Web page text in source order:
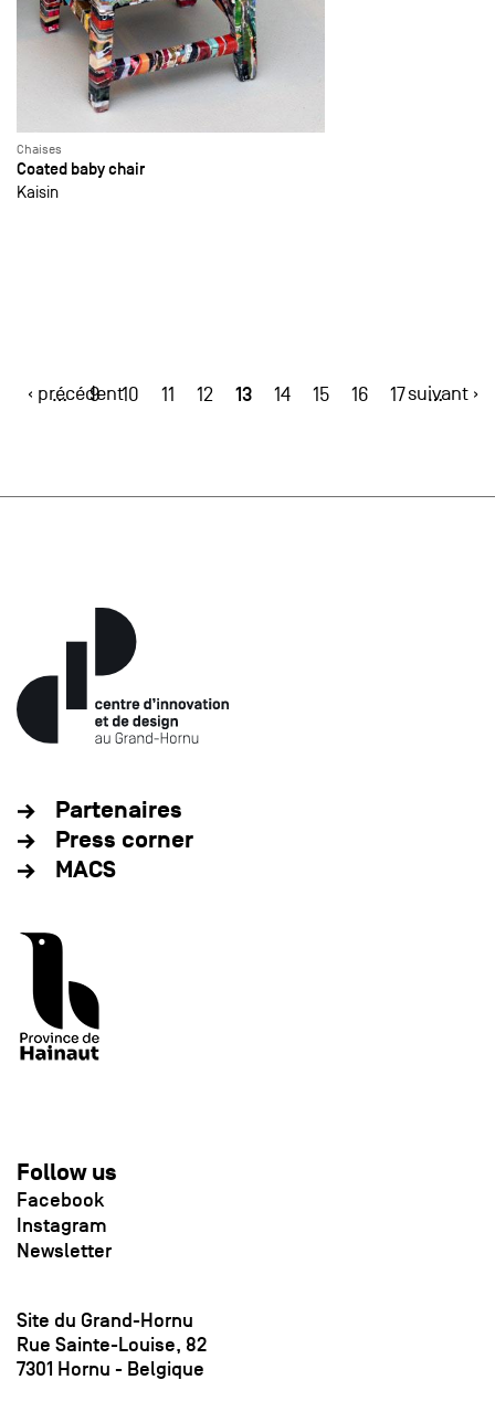
Chaises
Coated baby chair
Kaisin
‹ précédent
… 9 10 11 12 13 14 15 16 17 …
suivant ›
Partenaires
Press corner
MACS
Follow us
Facebook
Instagram
Newsletter
Site du Grand-Hornu
Rue Sainte-Louise, 82
7301 Hornu - Belgique